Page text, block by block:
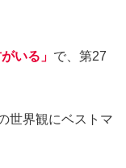
いる」 で、第27
世界観にベストマ